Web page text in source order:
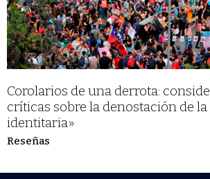
​​Corolarios de una derrota:
críticas sobre la denostación de
identitaria»
Reseñas